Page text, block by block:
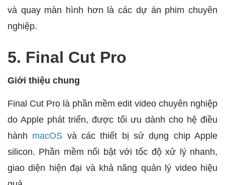
và quay màn hình hơn là các dự án phim chuyên
nghiệp.
5. Final Cut Pro
Giới thiệu chung
Final Cut Pro là phần mềm edit video chuyên nghiệp
do Apple phát triển, được tối ưu dành cho hệ điều
hành macOS và các thiết bị sử dụng chip Apple
silicon. Phần mềm nổi bật với tốc độ xử lý nhanh,
giao diện hiện đại và khả năng quản lý video hiệu